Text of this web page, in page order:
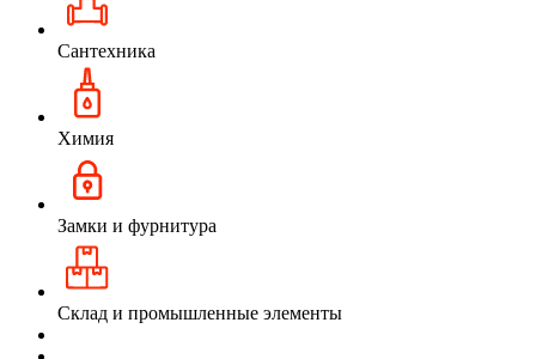
Сантехника
Химия
Замки и фурнитура
Склад и промышленные элементы